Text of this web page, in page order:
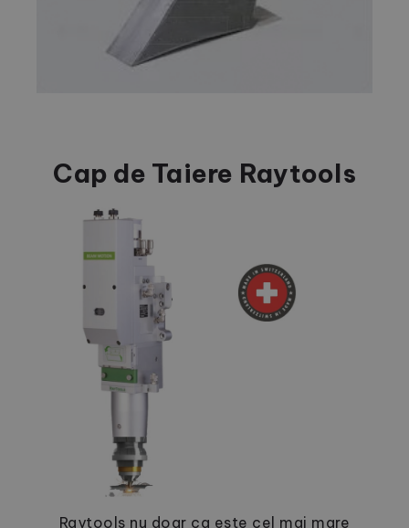
Cap de Taiere Raytools
Raytools nu doar ca este cel mai mare